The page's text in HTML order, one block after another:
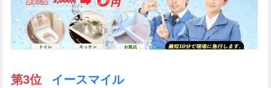
第3位 イースマイル